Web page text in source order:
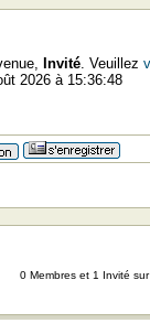
Invité. Veuillez
2026 à 15:36:48
0 Membres et 1 Invité